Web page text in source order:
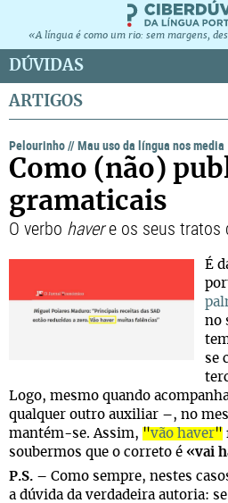
«A língua é como um rio: sem margens,
DÚVIDAS
ARTIGOS
Pelourinho//Mau uso da língua nos media
Como (não)
gramaticais
O verbo havere os seus tratos
É
no
se
Logo, mesmo quando
qualquer outro auxiliar –, no
mantém-se. Assim, "vão haver"
soubermos que o correto é «vai
P.S. – Como sempre, nestes
a dúvida da verdadeira autoria: